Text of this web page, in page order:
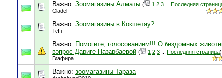
Важно: Зоомагазины Алматы ( 1 2 3
Последняя
Gladel
Важно: Зoомагазины в Кокшетау?
Teffi
Важно: Помогите, голосованием!!! О бездомных
вопрос Дариге Назарбаевой ( 1 2 3 Последняя страница)
Глафира=
Важно: зоомагазины Тараза